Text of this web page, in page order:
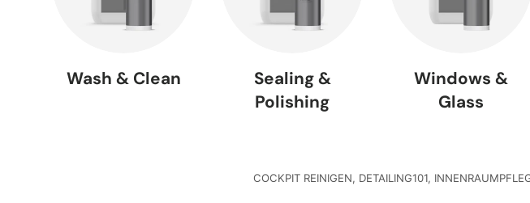
Wash & Clean
Sealing &
Polishing
Windows &
Glass
COCKPIT REINIGEN, DETAILING101,